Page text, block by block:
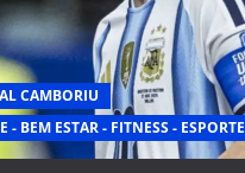
CAMBORIU
- BEM ESTAR - FITNESS - ESPORTE